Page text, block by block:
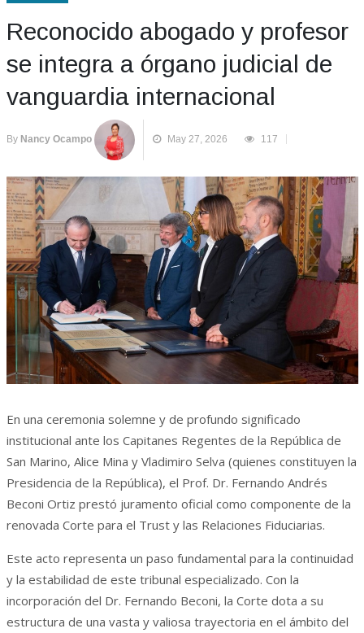
Reconocido abogado y profesor
se integra a órgano judicial de
vanguardia internacional
By Nancy Ocampo May 27, 2026 117
En una ceremonia solemne y de profundo significado
institucional ante los Capitanes Regentes de la República de
San Marino, Alice Mina y Vladimiro Selva (quienes constituyen la
Presidencia de la República), el Prof. Dr. Fernando Andrés
Beconi Ortiz prestó juramento oficial como componente de la
renovada Corte para el Trust y las Relaciones Fiduciarias.
Este acto representa un paso fundamental para la continuidad
y la estabilidad de este tribunal especializado. Con la
incorporación del Dr. Fernando Beconi, la Corte dota a su
estructura de una vasta y valiosa trayectoria en el ámbito del